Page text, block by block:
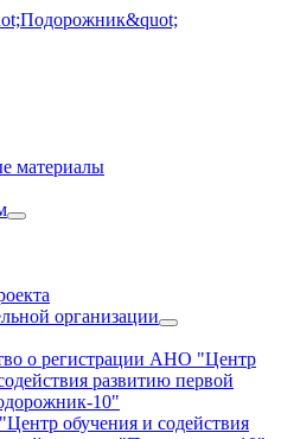
материалы
организации
о регистрации АНО "Центр
развитию первой
10"
обучения и содействия